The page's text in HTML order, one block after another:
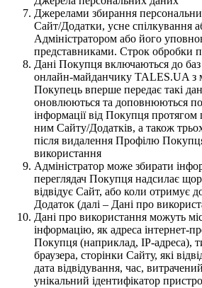
Джерелами збирання
Сайт/Додатки, усне спілкування
Адміністратором або його
представниками. Строк обробки
Дані Покупця включаються до
онлайн-майданчику TALES.UA з
Покупець вперше передає такі
оновлюються та доповнюються по
інформації від Покупця протягом
ним Сайту/Додатків, а також
після видалення Профілю
використання
Адміністратор може збирати
переглядач Покупця надсилає
відвідує Сайт, або коли отримує
Додаток (далі – Дані про
Дані про використання можуть
інформацію, як адреса інтернет-
Покупця (наприклад, IP-адреса),
браузера, сторінки Сайту, які
дата відвідування, час,
унікальний ідентифікатор